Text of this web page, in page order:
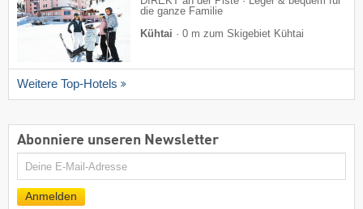
die ganze Familie
Kühtai · 0 m zum Skigebiet Kühtai
Weitere Top-Hotels
Abonniere unseren Newsletter
E-
Anmelden